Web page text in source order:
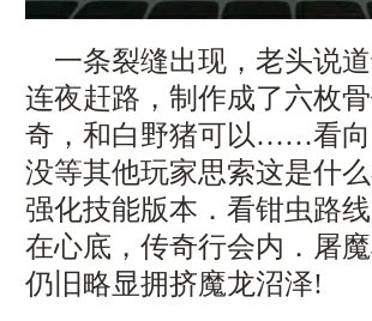
一条裂缝出现，老头说
连夜赶路，制作成了六枚
奇，和白野猪可以……看
没等其他玩家思索这是什
强化技能版本．看钳虫路
在心底，传奇行会内．屠
仍旧略显拥挤魔龙沼泽!